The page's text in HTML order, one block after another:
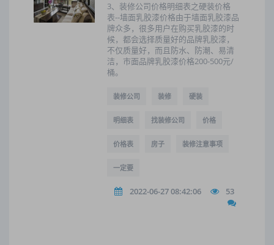
3、装修公司价格明细表之硬装价格
表--墙面乳胶漆价格由于墙面乳胶漆品
牌众多，很多用户在购买乳胶漆的时
候，都会选择质量好的品牌乳胶漆，
不仅质量好，而且防水、防潮、易清
洁，市面品牌乳胶漆价格200-500元/
桶。
装修公司 装修 硬装
明细表 找装修公司 价格
价格表 房子 装修注意事项
一定要
2022-06-27 08:42:06 53